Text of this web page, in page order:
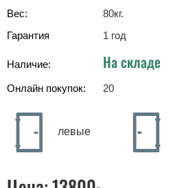
Вес:
80кг.
Гарантия
1 год
Наличие: На складе
Онлайн покупок: 20
левые